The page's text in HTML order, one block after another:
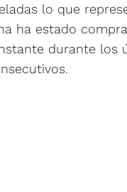
lo que
ha estado
durante los